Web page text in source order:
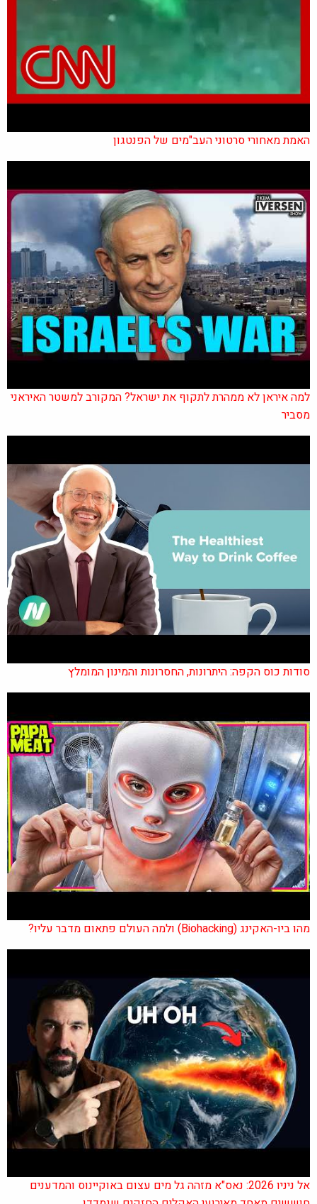
האמת מאחורי סרטוני העב"מים של הפנטגון
למה איראן לא ממהרת לתקוף את ישראל? המקורב למשטר האיראני
מסביר
סודות כוס הקפה: היתרונות, החסרונות והמינון המומלץ
מהו ביו-האקינג (Biohacking) ולמה העולם פתאום מדבר עליו?
אל ניניו 2026: נאס"א מזהה גל מים עצום באוקיינוס והמדענים